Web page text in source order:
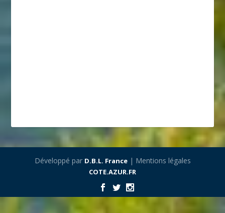
Développé par D.B.L. France| Mentions légales
COTE.AZUR.FR